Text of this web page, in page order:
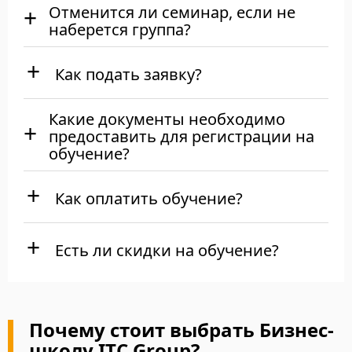
Отменится ли семинар, если не
наберется группа?
Как подать заявку?
Какие документы необходимо
предоставить для регистрации на
обучение?
Как оплатить обучение?
Есть ли скидки на обучение?
Почему стоит выбрать Бизнес-